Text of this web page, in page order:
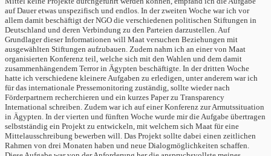
auf Dauer etwas unspezifisch und endlos. In der zweiten Woche war ich vor
allem damit beschäftigt der NGO die verschiedenen politischen Stiftungen in
Deutschland und deren Verbindung zu den Parteien darzustellen. Auf
Grundlager dieser Informationen will Maat versuchen Beziehungen mit
ausgewählten Stiftungen aufzubauen. Zudem nahm ich an einer von Maat
organisierten Konferenz teil, welche sich mit den Wahlen und dem damit
zusammenhängendem Terror in Ägypten beschäftigte. In der dritten Woche
hatte ich verschiedene kleinere Aufgaben zu erledigen, unter anderem war ich
für das internationale Pressemonitoring zuständig, sollte wieder nach
Förderpartnern recherchieren und ein kurzes Paper zu Transparency
International schreiben. Zudem war ich auf einer Konferenz zur Armutssituation
in Ägypten. In der vierten und fünften Woche wurde mir die Aufgabe übertragen
selbstständig ein Projekt zu entwickeln, mit welchem sich Maat für eine
Mittelausschreibung bewerben will. Das Projekt sollte dabei einen zeitlichen
Rahmen von drei Monaten haben und neue Dialogmöglichkeiten schaffen.